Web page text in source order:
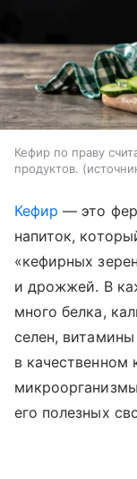
Кефир по праву
продуктов.
Кефир — это
напиток,
«кефирных
и дрожжей. В
много белка,
селен,
в качественном
его полезных